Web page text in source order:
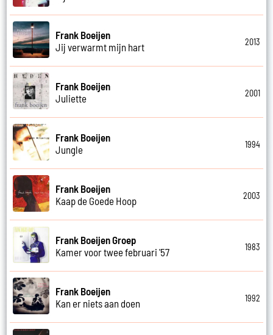
Frank Boeijen
Jij verwarmt mijn hart
2013
Frank Boeijen
Juliette
2001
Frank Boeijen
Jungle
1994
Frank Boeijen
Kaap de Goede Hoop
2003
Frank Boeijen Groep
Kamer voor twee februari '57
1983
Frank Boeijen
Kan er niets aan doen
1992